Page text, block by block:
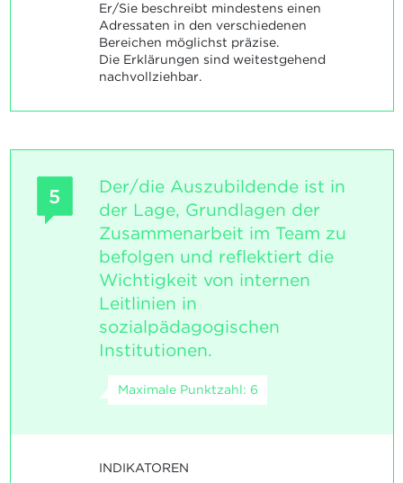
Er/Sie beschreibt mindestens einen
Adressaten in den verschiedenen
Bereichen möglichst präzise.
Die Erklärungen sind weitestgehend
nachvollziehbar.
5
Der/die Auszubildende ist in
der Lage, Grundlagen der
Zusammenarbeit im Team zu
befolgen und reflektiert die
Wichtigkeit von internen
Leitlinien in
sozialpädagogischen
Institutionen.
Maximale Punktzahl: 6
INDIKATOREN